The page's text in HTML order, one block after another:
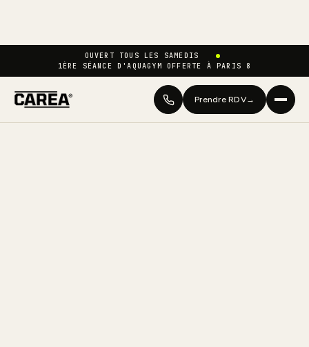
OUVERT TOUS LES SAMEDIS
1ÈRE SÉANCE D'AQUAGYM OFFERTE À PARIS 8
Prendre RDV→